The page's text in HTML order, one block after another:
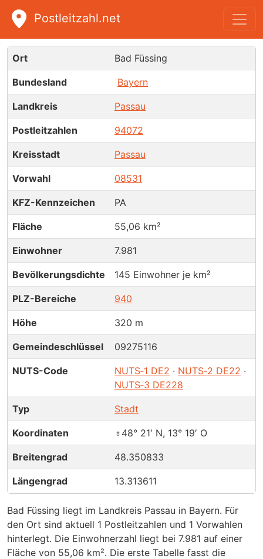
Postleitzahl.net
Bad Füssing
Ort Bad Füssing
Bundesland Bayern
Landkreis Passau
Postleitzahlen 94072
Kreisstadt Passau
Vorwahl 08531
KFZ-Kennzeichen PA
Fläche 55,06 km²
Einwohner 7.981
Bevölkerungsdichte 145 Einwohner je km²
PLZ-Bereiche 940
Höhe 320 m
Gemeindeschlüssel 09275116
NUTS-Code NUTS‑1 DE2 · NUTS‑2 DE22 ·
NUTS‑3 DE228
Typ Stadt
Koordinaten ♁48° 21′ N, 13° 19′ O
Breitengrad 48.350833
Längengrad 13.313611
Bad Füssing liegt im Landkreis Passau in Bayern. Für
den Ort sind aktuell 1 Postleitzahlen und 1 Vorwahlen
hinterlegt. Die Einwohnerzahl liegt bei 7.981 auf einer
Fläche von 55,06 km². Die erste Tabelle fasst die